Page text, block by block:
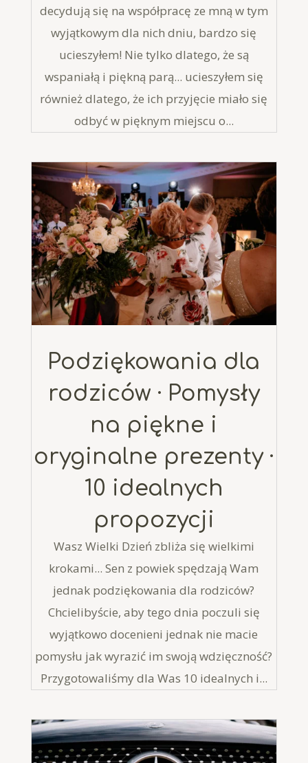
decydują się na współpracę ze mną w tym
wyjątkowym dla nich dniu, bardzo się
ucieszyłem! Nie tylko dlatego, że są
wspaniałą i piękną parą... ucieszyłem się
również dlatego, że ich przyjęcie miało się
odbyć w pięknym miejscu o...
Podziękowania dla
rodziców · Pomysły
na piękne i
oryginalne prezenty ·
10 idealnych
propozycji
Wasz Wielki Dzień zbliża się wielkimi
krokami... Sen z powiek spędzają Wam
jednak podziękowania dla rodziców?
Chcielibyście, aby tego dnia poczuli się
wyjątkowo docenieni jednak nie macie
pomysłu jak wyrazić im swoją wdzięczność?
Przygotowaliśmy dla Was 10 idealnych i...